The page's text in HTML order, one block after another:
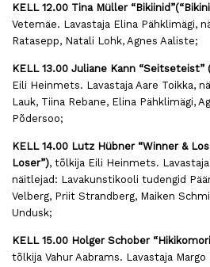
KELL 12.00 Tina Müller
Vetemäe. Lavastaja Elina Pähklimägi,
Ratasepp, Natali Lohk, Agnes Aaliste;
KELL 13.00 Juliane Kann “Seitseteist”
Eili Heinmets. Lavastaja Aare Toikka,
Lauk, Tiina Rebane, Elina Pähklimägi,
Põdersoo;
KELL 14.00 Lutz Hübner “Winner &
Loser”), tõlkija Eili Heinmets.
näitlejad: Lavakunstikooli tudengid
Velberg, Priit Strandberg, Maiken
Undusk;
KELL 15.00 Holger Schober
tõlkija Vahur Aabrams. Lavastaja